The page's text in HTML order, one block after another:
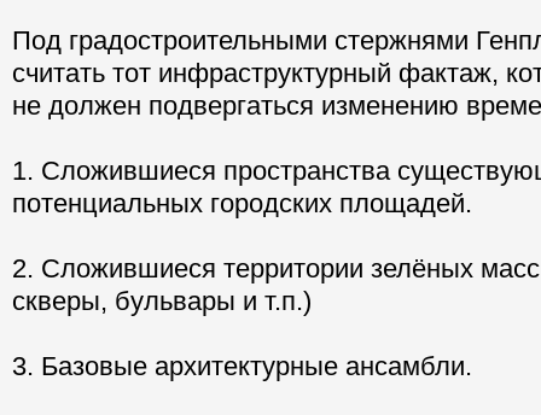
Под градостроительными стержнями
считать тот инфраструктурный фактаж,
не должен подвергаться изменению
1. Сложившиеся пространства
потенциальных городских площадей.
2. Сложившиеся территории зелёных
скверы, бульвары и т.п.)
3. Базовые архитектурные ансамбли.